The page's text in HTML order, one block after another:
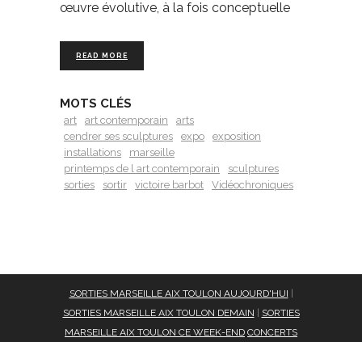
œuvre évolutive, à la fois conceptuelle
READ MORE
MOTS CLÉS
art art contemporain
arts
cendrer ses sculptures
expo
exposition
installations
marseille
printemps de l art contemporain
sculptures
sorties
sortir victoire barbot Vidéochroniques
SORTIES MARSEILLE AIX TOULON AUJOURD'HUI |
SORTIES MARSEILLE AIX TOULON DEMAIN | SORTIES
MARSEILLE AIX TOULON CE WEEK-END CONCERTS